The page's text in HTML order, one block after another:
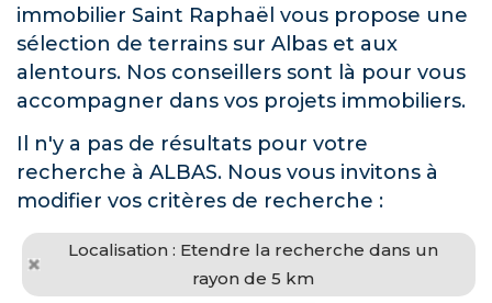
immobilier Saint Raphaël vous propose une
sélection de terrains sur Albas et aux
alentours. Nos conseillers sont là pour vous
accompagner dans vos projets immobiliers.
Il n'y a pas de résultats pour votre
recherche à ALBAS. Nous vous invitons à
modifier vos critères de recherche :
Localisation : Etendre la recherche dans un
rayon de 5 km